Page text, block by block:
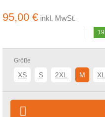
95,00 € inkl. MwSt.
19
Größe
XS S 2XL M XL